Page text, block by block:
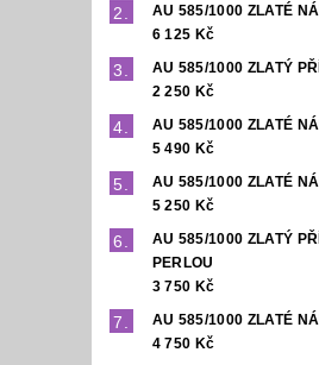
AU 585/1000 ZLATÉ
6 125 Kč
AU 585/1000 ZLATÝ
2 250 Kč
AU 585/1000 ZLATÉ
5 490 Kč
AU 585/1000 ZLATÉ
5 250 Kč
AU 585/1000 ZLATÝ
PERLOU
3 750 Kč
AU 585/1000 ZLATÉ
4 750 Kč